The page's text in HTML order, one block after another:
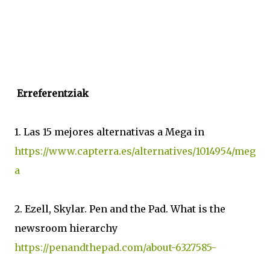
Erreferentziak
1. Las 15 mejores alternativas a Mega in
https://www.capterra.es/alternatives/1014954/meg
a
2. Ezell, Skylar. Pen and the Pad. What is the
newsroom hierarchy
https://penandthepad.com/about-6327585-